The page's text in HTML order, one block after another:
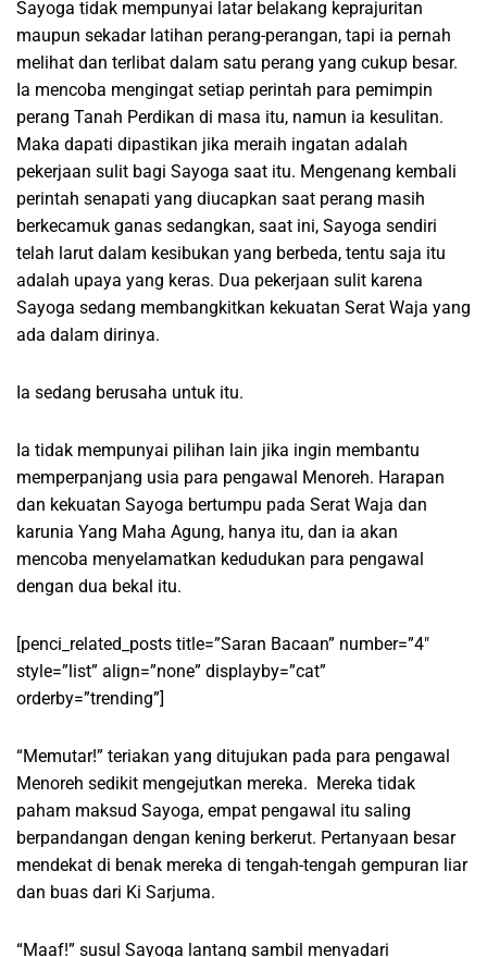
Sayoga tidak mempunyai latar belakang keprajuritan
maupun sekadar latihan perang-perangan, tapi ia pernah
melihat dan terlibat dalam satu perang yang cukup besar.
Ia mencoba mengingat setiap perintah para pemimpin
perang Tanah Perdikan di masa itu, namun ia kesulitan.
Maka dapati dipastikan jika meraih ingatan adalah
pekerjaan sulit bagi Sayoga saat itu. Mengenang kembali
perintah senapati yang diucapkan saat perang masih
berkecamuk ganas sedangkan, saat ini, Sayoga sendiri
telah larut dalam kesibukan yang berbeda, tentu saja itu
adalah upaya yang keras. Dua pekerjaan sulit karena
Sayoga sedang membangkitkan kekuatan Serat Waja yang
ada dalam dirinya.
Ia sedang berusaha untuk itu.
Ia tidak mempunyai pilihan lain jika ingin membantu
memperpanjang usia para pengawal Menoreh. Harapan
dan kekuatan Sayoga bertumpu pada Serat Waja dan
karunia Yang Maha Agung, hanya itu, dan ia akan
mencoba menyelamatkan kedudukan para pengawal
dengan dua bekal itu.
[penci_related_posts title=”Saran Bacaan” number=”4″
style=”list” align=”none” displayby=”cat”
orderby=”trending”]
“Memutar!” teriakan yang ditujukan pada para pengawal
Menoreh sedikit mengejutkan mereka. Mereka tidak
paham maksud Sayoga, empat pengawal itu saling
berpandangan dengan kening berkerut. Pertanyaan besar
mendekat di benak mereka di tengah-tengah gempuran liar
dan buas dari Ki Sarjuma.
“Maaf!” susul Sayoga lantang sambil menyadari